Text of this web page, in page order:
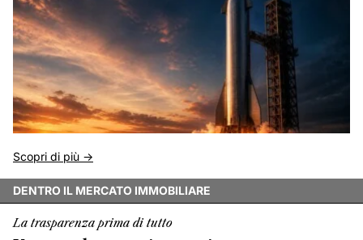
Scopri di più ->
DENTRO IL MERCATO IMMOBILIARE
La trasparenza prima di tutto